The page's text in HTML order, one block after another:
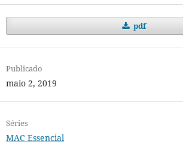
pdf
Publicado
maio 2, 2019
Séries
MAC Essencial